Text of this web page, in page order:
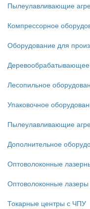
Пылеулавливающие
Компрессорное
Оборудование для
Лесопильное
Упаковочное
Пылеулавливающие
Дополнительное
Оптоволоконные
Оптоволоконные
Токарные центры с ЧПУ